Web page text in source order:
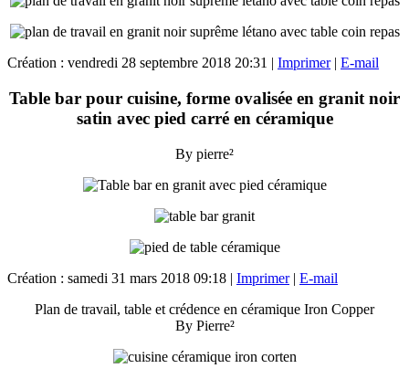
Création : vendredi 28 septembre 2018 20:31 | Imprimer| E-mail
Table bar pour cuisine, forme ovalisée en granit noir
satin avec pied carré en céramique
By pierre²
Création : samedi 31 mars 2018 09:18 | Imprimer| E-mail
Plan de travail, table et crédence en céramique Iron Copper
By Pierre²